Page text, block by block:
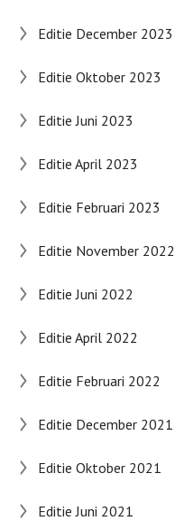
Editie December 2023
Editie Oktober 2023
Editie Juni 2023
Editie April 2023
Editie Februari 2023
Editie November 2022
Editie Juni 2022
Editie April 2022
Editie Februari 2022
Editie December 2021
Editie Oktober 2021
Editie Juni 2021